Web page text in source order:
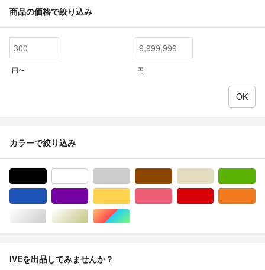
商品の価格で絞り込み
円〜 円
カラーで絞り込み
シルバー/銀色系ゴールド/金色系マルチカラー
IVEを出品してみませんか？